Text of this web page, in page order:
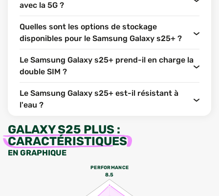
avec la 5G ?
Quelles sont les options de stockage
disponibles pour le Samsung Galaxy s25+ ?
Le Samsung Galaxy s25+ prend-il en charge la
double SIM ?
Le Samsung Galaxy s25+ est-il résistant à
l'eau ?
GALAXY S25 PLUS :
CARACTÉRISTIQUES
EN GRAPHIQUE
PERFORMANCE
8.5